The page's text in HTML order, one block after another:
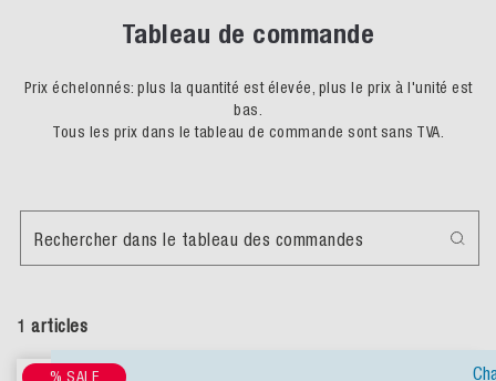
Tableau de commande
Prix échelonnés: plus la quantité est élevée, plus le prix à l'unité est
bas.
Tous les prix dans le tableau de commande sont sans TVA.
1 articles
Rechercher dans le tableau des commandes
% SALE